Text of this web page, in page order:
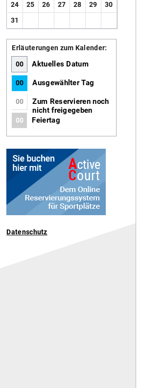
24
25 26 27 28 29
30
31
Erläuterungen zum Kalender:
00 Aktuelles Datum
00 Ausgewählter Tag
00
Zum Reservieren noch
nicht freigegeben
00 Feiertag
Datenschutz